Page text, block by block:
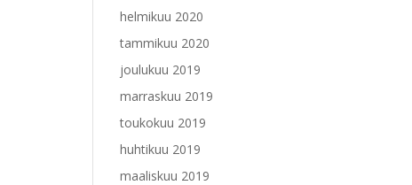
helmikuu 2020
tammikuu 2020
joulukuu 2019
marraskuu 2019
toukokuu 2019
huhtikuu 2019
maaliskuu 2019